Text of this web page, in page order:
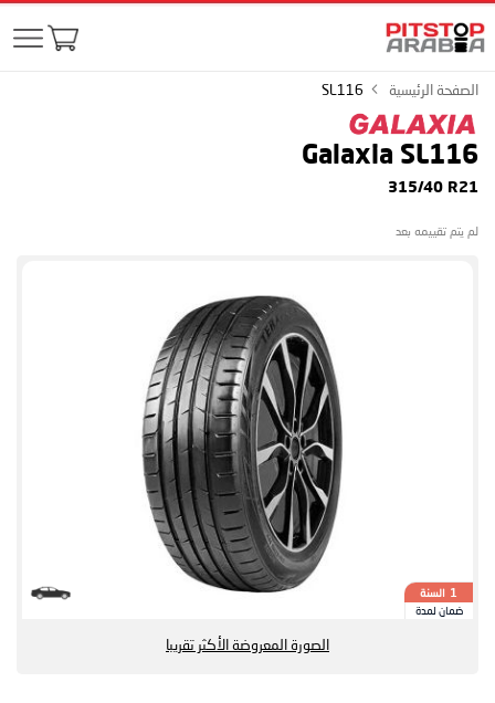
الصفحة الرئيسية SL116
Galaxia SL116
315/40 R21
لم يتم تقييمه بعد
1 السنة
ضمان لمدة
الصورة المعروضة الأكثر تقريبا